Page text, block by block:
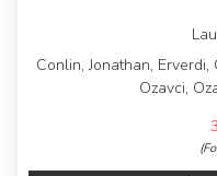
Conlin, Jonathan,
Ozavci,